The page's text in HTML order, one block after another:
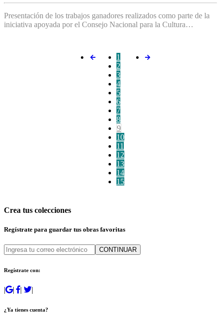
Presentación de los trabajos ganadores realizados como parte de la
iniciativa apoyada por el Consejo Nacional para la Cultura…
1
2
3
4
5
6
7
8
9
10
11
12
13
14
15
Crea tus colecciones
Regístrate para guardar tus obras favoritas
CONTINUAR
Regístrate con:
| | | |
¿Ya tienes cuenta?